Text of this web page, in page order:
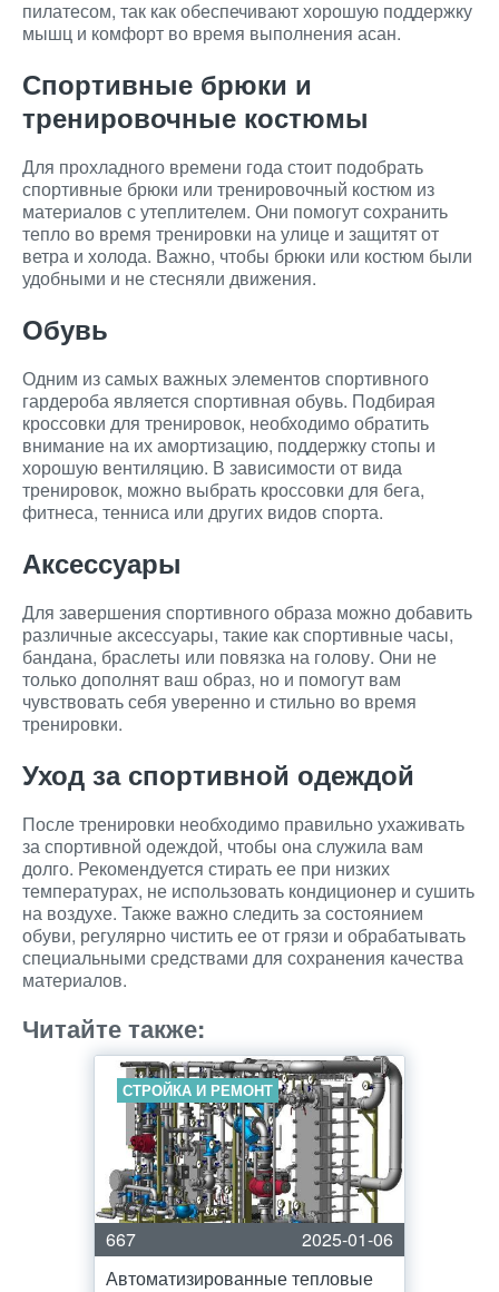
пилатесом, так как обеспечивают хорошую поддержку
мышц и комфорт во время выполнения асан.
Спортивные брюки и
тренировочные костюмы
Для прохладного времени года стоит подобрать
спортивные брюки или тренировочный костюм из
материалов с утеплителем. Они помогут сохранить
тепло во время тренировки на улице и защитят от
ветра и холода. Важно, чтобы брюки или костюм были
удобными и не стесняли движения.
Обувь
Одним из самых важных элементов спортивного
гардероба является спортивная обувь. Подбирая
кроссовки для тренировок, необходимо обратить
внимание на их амортизацию, поддержку стопы и
хорошую вентиляцию. В зависимости от вида
тренировок, можно выбрать кроссовки для бега,
фитнеса, тенниса или других видов спорта.
Аксессуары
Для завершения спортивного образа можно добавить
различные аксессуары, такие как спортивные часы,
бандана, браслеты или повязка на голову. Они не
только дополнят ваш образ, но и помогут вам
чувствовать себя уверенно и стильно во время
тренировки.
Уход за спортивной одеждой
После тренировки необходимо правильно ухаживать
за спортивной одеждой, чтобы она служила вам
долго. Рекомендуется стирать ее при низких
температурах, не использовать кондиционер и сушить
на воздухе. Также важно следить за состоянием
обуви, регулярно чистить ее от грязи и обрабатывать
специальными средствами для сохранения качества
материалов.
Читайте также:
СТРОЙКА И РЕМОНТ
667
2025-01-06
Автоматизированные тепловые